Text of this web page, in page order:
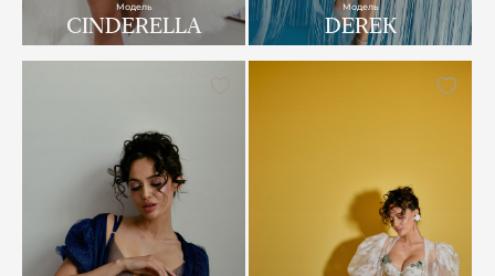
Модель
CINDERELLA
Модель
DEREK